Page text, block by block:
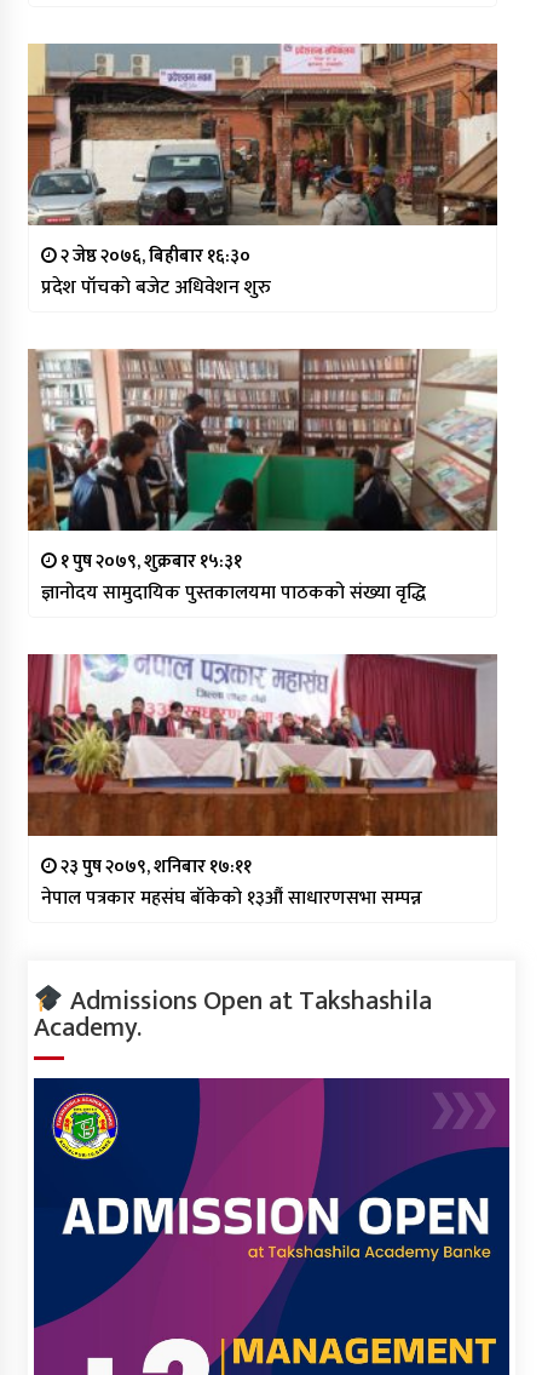
२ जेष्ठ २०७६, बिहीबार १६:३०
प्रदेश पाँचको बजेट अधिवेशन शुरु
१ पुष २०७९, शुक्रबार १५:३१
ज्ञानोदय सामुदायिक पुस्तकालयमा पाठकको संख्या वृद्धि
२३ पुष २०७९, शनिबार १७:११
नेपाल पत्रकार महसंघ बाँकेको १३औं साधारणसभा सम्पन्न
Admissions Open at Takshashila
Academy.